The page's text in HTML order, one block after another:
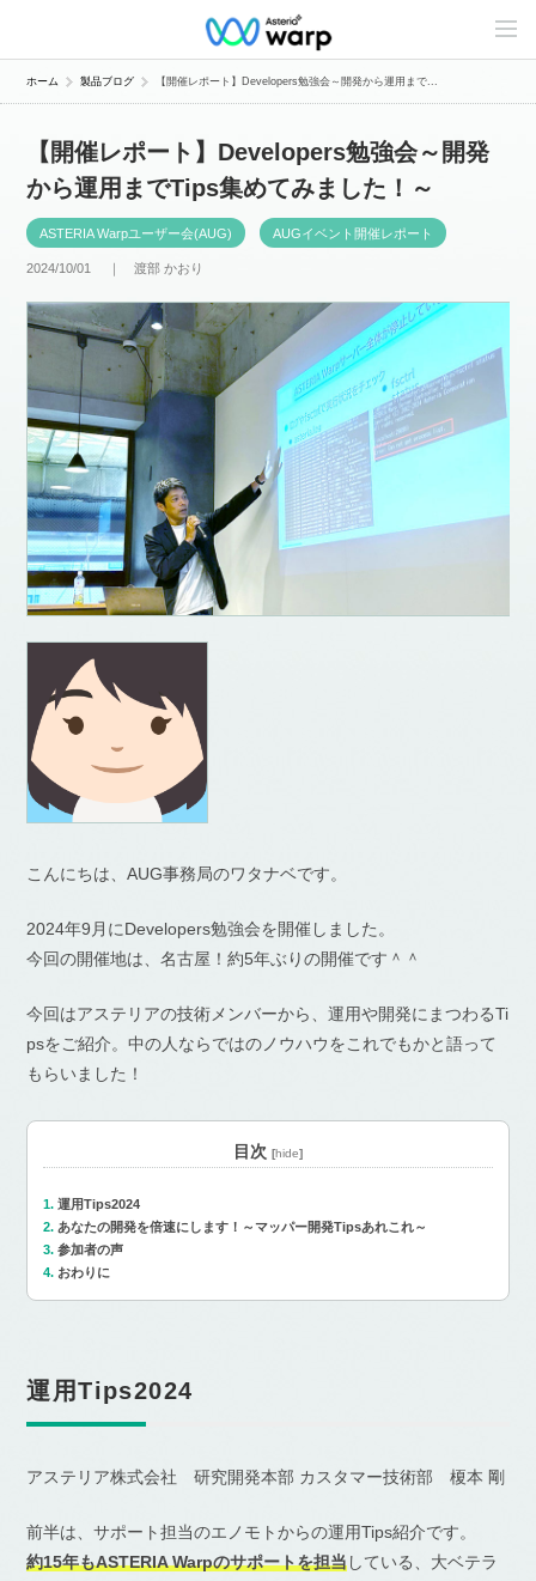
C
n
e
ホーム 製品ブログ 【開催レポート】Developers勉強会～開発から運用まで...
【開催レポート】Developers勉強会～開発
から運用までTips集めてみました！～
ASTERIA Warpユーザー会(AUG) AUGイベント開催レポート
2024/10/01 ｜渡部 かおり
こんにちは、AUG事務局のワタナベです。
2024年9月にDevelopers勉強会を開催しました。
今回の開催地は、名古屋！約5年ぶりの開催です＾＾
今回はアステリアの技術メンバーから、運用や開発にまつわるTi
psをご紹介。中の人ならではのノウハウをこれでもかと語って
もらいました！
目次 [hide]
運用Tips2024
あなたの開発を倍速にします！～マッパー開発Tipsあれこれ～
参加者の声
おわりに
運用Tips2024
アステリア株式会社 研究開発本部 カスタマー技術部 榎本 剛
前半は、サポート担当のエノモトからの運用Tips紹介です。
約15年もASTERIA Warpのサポートを担当している、大ベテラ